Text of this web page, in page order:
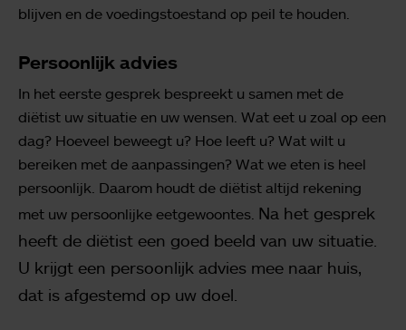
blijven en de voedingstoestand op peil te houden.
Persoonlijk advies
In het eerste gesprek bespreekt u samen met de
diëtist uw situatie en uw wensen. Wat eet u zoal op een
dag? Hoeveel beweegt u? Hoe leeft u? Wat wilt u
bereiken met de aanpassingen? Wat we eten is heel
persoonlijk. Daarom houdt de diëtist altijd rekening
met uw persoonlijke eetgewoontes. Na het gesprek
heeft de diëtist een goed beeld van uw situatie.
U krijgt een persoonlijk advies mee naar huis,
dat is afgestemd op uw doel.